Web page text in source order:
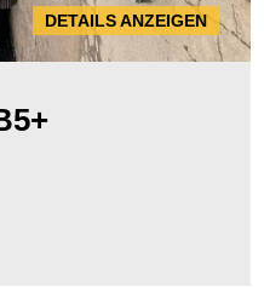
DETAILS ANZEIGEN